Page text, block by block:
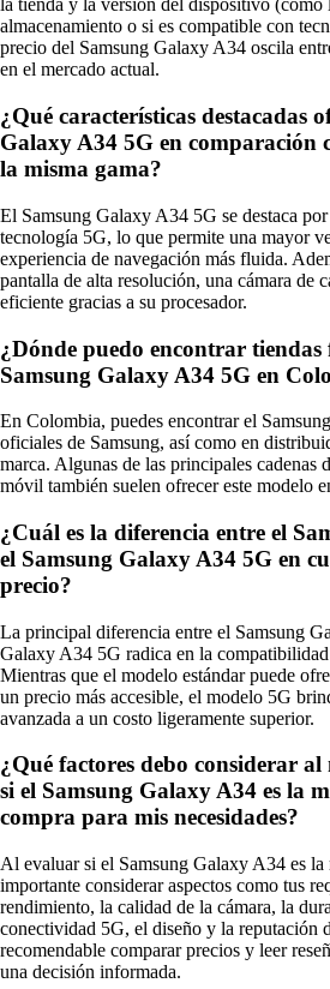
la tienda y la versión del dispositivo (como
almacenamiento o si es compatible con
precio del Samsung Galaxy A34 oscila
en el mercado actual.
¿Qué características destacadas
Galaxy A34 5G en comparación
la misma gama?
El Samsung Galaxy A34 5G se destaca
tecnología 5G, lo que permite una mayor
experiencia de navegación más fluida.
pantalla de alta resolución, una cámara de
eficiente gracias a su procesador.
¿Dónde puedo encontrar tiendas
Samsung Galaxy A34 5G en
En Colombia, puedes encontrar el
oficiales de Samsung, así como en
marca. Algunas de las principales cadenas
móvil también suelen ofrecer este modelo
¿Cuál es la diferencia entre el
el Samsung Galaxy A34 5G en
precio?
La principal diferencia entre el Samsung
Galaxy A34 5G radica en la
Mientras que el modelo estándar puede
un precio más accesible, el modelo 5G
avanzada a un costo ligeramente superior.
¿Qué factores debo considerar
si el Samsung Galaxy A34 es la
compra para mis necesidades?
Al evaluar si el Samsung Galaxy A34 es
importante considerar aspectos como tus
rendimiento, la calidad de la cámara, la
conectividad 5G, el diseño y la reputación
recomendable comparar precios y leer
una decisión informada.